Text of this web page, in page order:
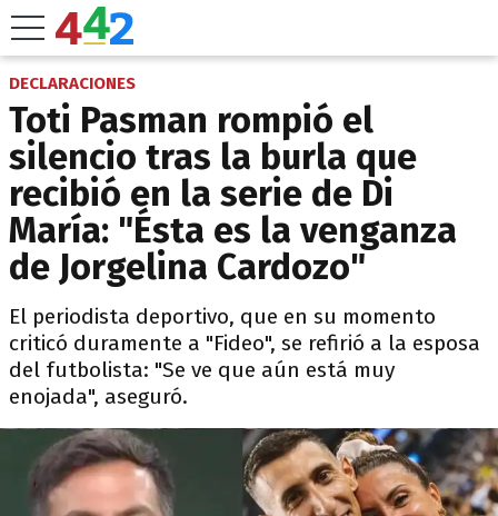
DECLARACIONES
Toti Pasman rompió el
silencio tras la burla que
recibió en la serie de Di
María: "Ésta es la venganza
de Jorgelina Cardozo"
El periodista deportivo, que en su momento
criticó duramente a "Fideo", se refirió a la esposa
del futbolista: "Se ve que aún está muy
enojada", aseguró.